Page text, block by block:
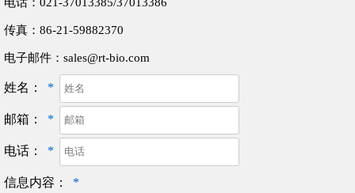
传真：86-21-59882370
电子邮件：sales@rt-bio.com
姓名： *
邮箱： *
电话： *
信息内容： *